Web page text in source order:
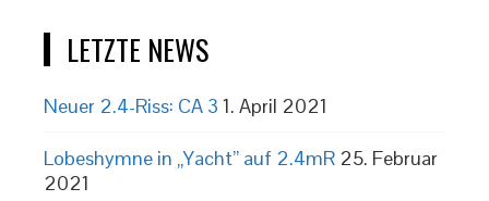
LETZTE NEWS
Neuer 2.4-Riss: CA 3 1. April 2021
Lobeshymne in „Yacht” auf 2.4mR 25. Februar
2021